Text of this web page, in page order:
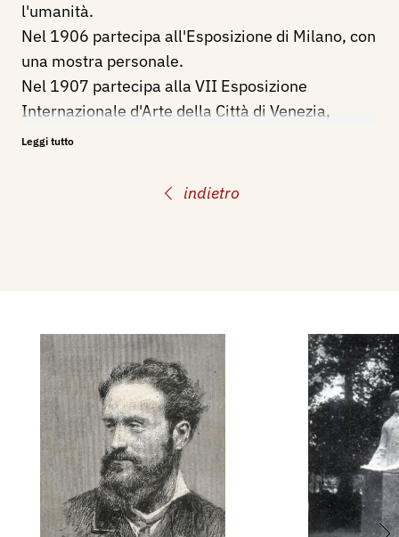
indietro
l'umanità.
Nel 1906 partecipa all'Esposizione di Milano, con
una mostra personale.
Nel 1907 partecipa alla VII Esposizione
Internazionale d'Arte della Città di Venezia,
espone i dipinti di proprietà dell'On. Pietro
d'Orsenigo (Brianza).
dipinti: Estate in alta montagna, In pieno inverno.
Nel 1910 partecipa alla IX Esposizione
Internazionale d'Arte della Città di Venezia, con
una Mostra Individuale, espone 8 dipinti e 20
studi.
Bibliografia:
1880 - Gli artisti premiati all'Esposizione di
Leggi tutto